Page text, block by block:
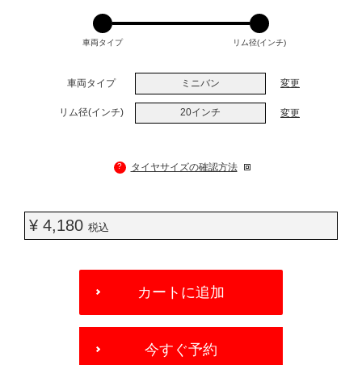
車両タイプ リム径(インチ)
車両タイプ ミニバン 変更
リム径(インチ) 20インチ 変更
? タイヤサイズの確認方法
¥ 4,180 税込
OPTIONS
カートに追加
今すぐ予約